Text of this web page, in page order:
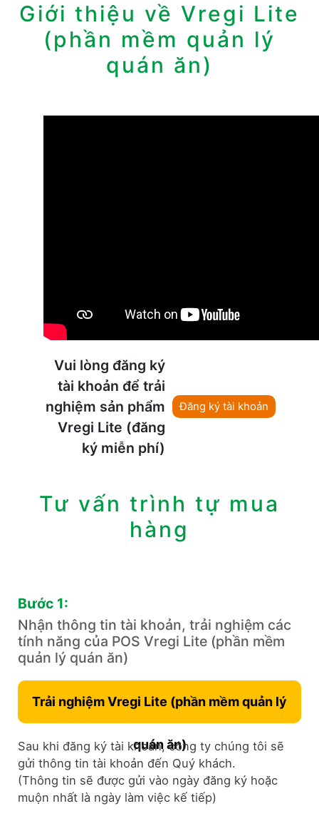
Giới thiệu về Vregi Lite
(phần mềm ​quản lý
quán ăn)
Vui lòng đăng ký
tài khoản để trải
nghiệm sản phẩm
Vregi Lite (đăng
ký miễn phí)
Đăng ký tài khoản
Tư vấn trình tự mua
hàng
Bước 1:
Nhận thông tin tài khoản, trải nghiệm các
tính năng của POS Vregi Lite (phần mềm ​
quản lý quán ăn)
Trải nghiệm Vregi Lite (phần mềm ​quản lý
quán ăn)
Sau khi đăng ký tài khoản, công ty chúng tôi sẽ
gửi thông tin tài khoản đến Quý khách.
(Thông tin sẽ được gửi vào ngày đăng ký hoặc
muộn nhất là ngày làm việc kế tiếp)